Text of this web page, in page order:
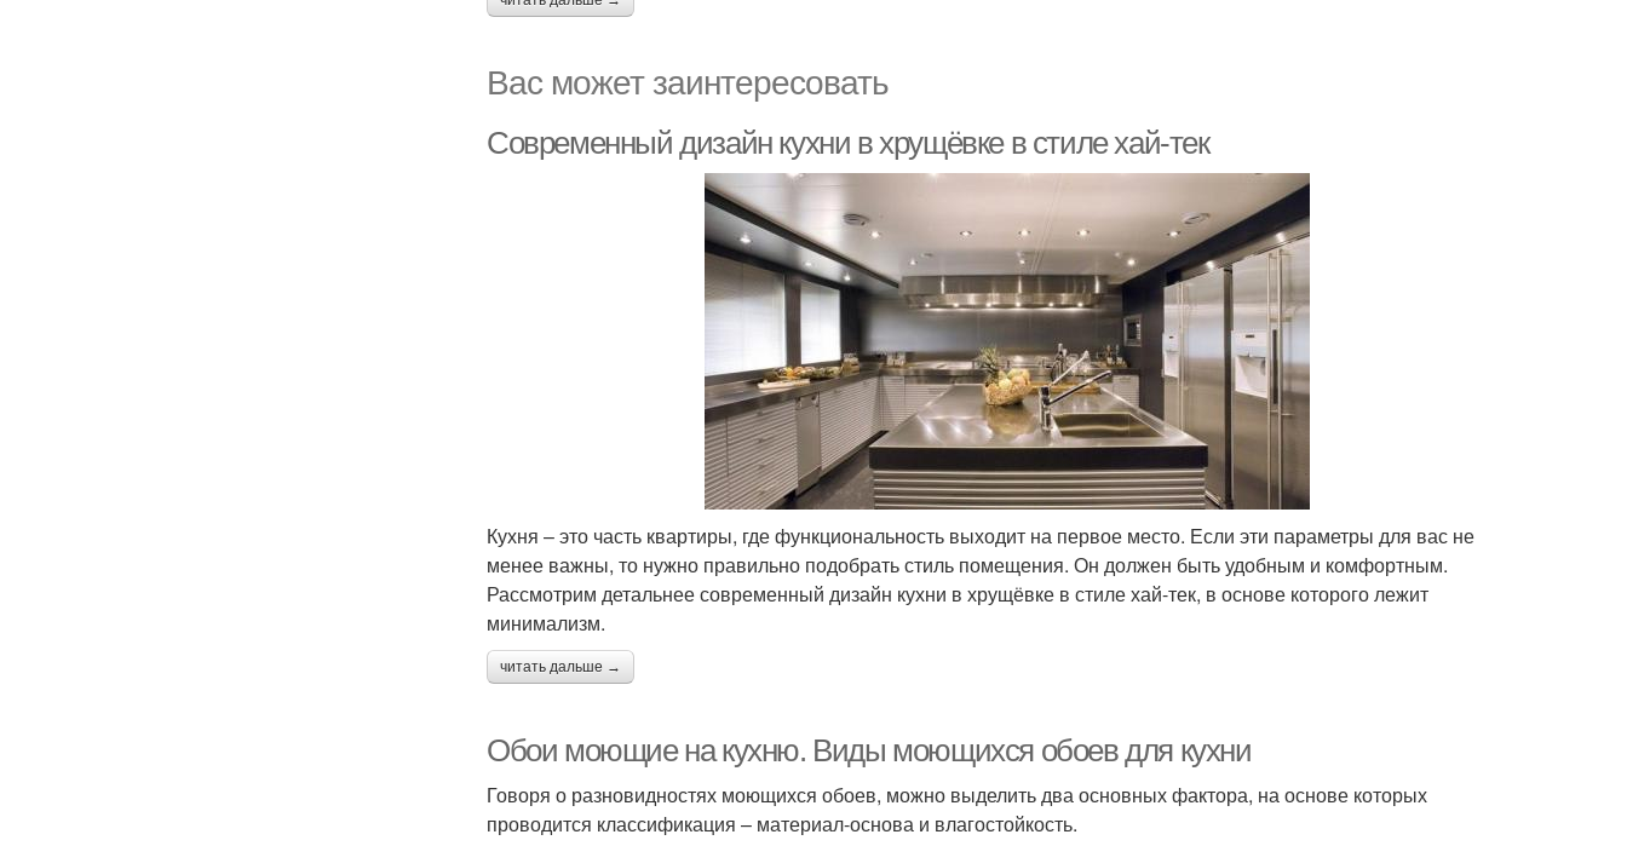
Вас может заинтересовать
Современный дизайн кухни в хрущёвке в стиле хай-тек
Кухня – это часть квартиры, где функциональность выходит на первое место. Если эти параметры для вас не
менее важны, то нужно правильно подобрать стиль помещения. Он должен быть удобным и комфортным.
Рассмотрим детальнее современный дизайн кухни в хрущёвке в стиле хай-тек, в основе которого лежит
минимализм.
читать дальше →
Обои моющие на кухню. Виды моющихся обоев для кухни
Говоря о разновидностях моющихся обоев, можно выделить два основных фактора, на основе которых
проводится классификация – материал-основа и влагостойкость.